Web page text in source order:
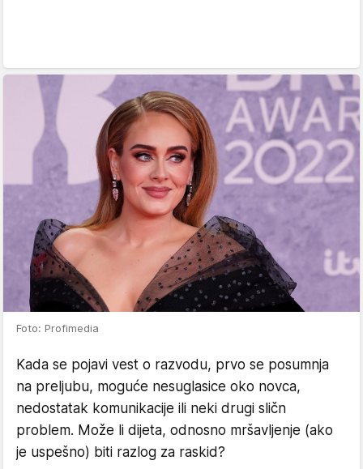
Foto: Profimedia
Kada se pojavi vest o razvodu, prvo se posumnja
na preljubu, moguće nesuglasice oko novca,
nedostatak komunikacije ili neki drugi sličn
problem. Može li dijeta, odnosno mršavljenje (ako
je uspešno) biti razlog za raskid?